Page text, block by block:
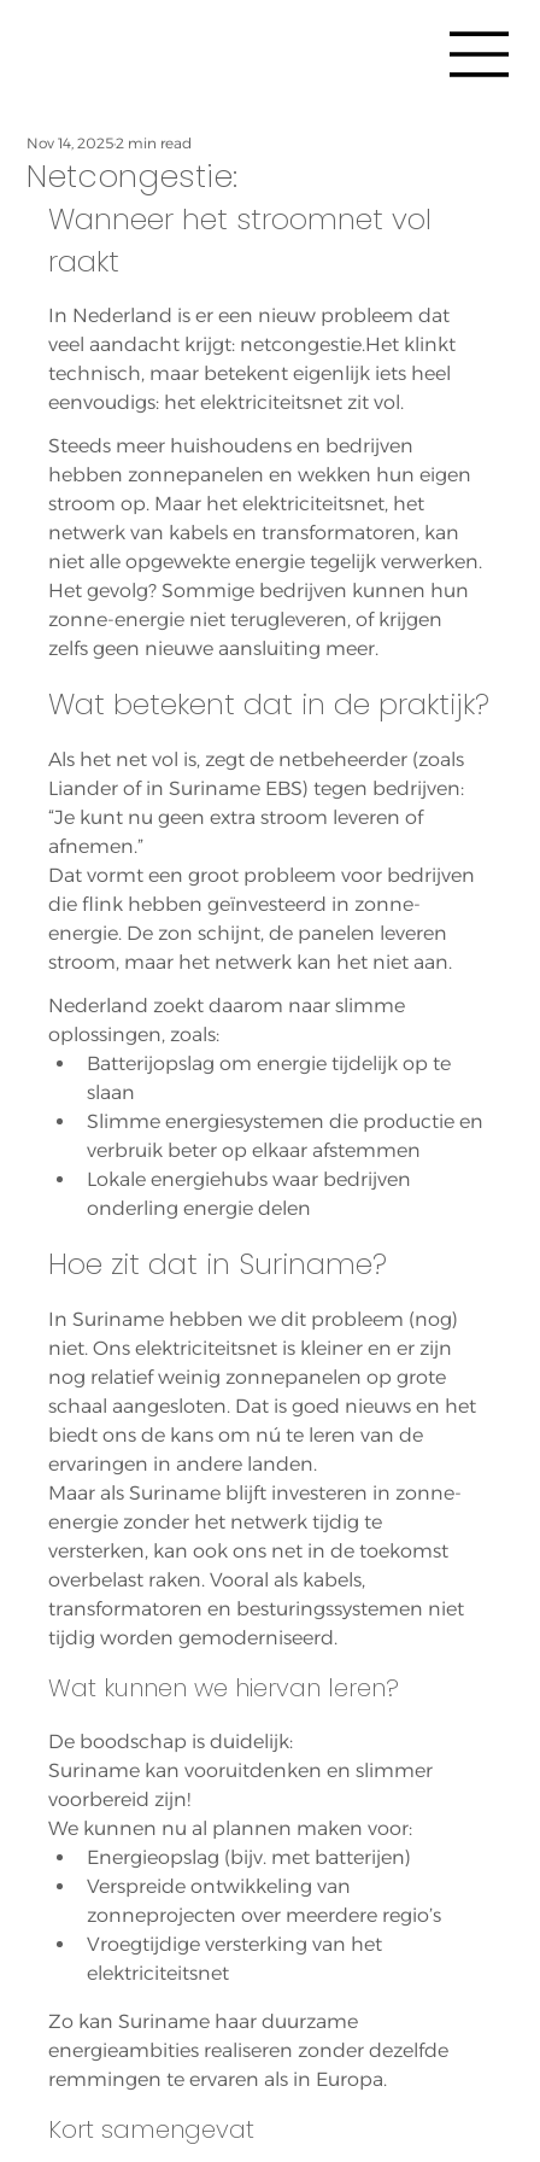
Netcongestie:
Nov 14, 20252 min read
Wanneer het stroomnet vol
raakt
In Nederland is er een nieuw probleem dat
veel aandacht krijgt: netcongestie.Het klinkt
technisch, maar betekent eigenlijk iets heel
eenvoudigs: het elektriciteitsnet zit vol.
Steeds meer huishoudens en bedrijven
hebben zonnepanelen en wekken hun eigen
stroom op. Maar het elektriciteitsnet, het
netwerk van kabels en transformatoren, kan
niet alle opgewekte energie tegelijk verwerken.
Het gevolg? Sommige bedrijven kunnen hun
zonne-energie niet terugleveren, of krijgen
zelfs geen nieuwe aansluiting meer.
Wat betekent dat in de praktijk?
Als het net vol is, zegt de netbeheerder (zoals
Liander of in Suriname EBS) tegen bedrijven:
“Je kunt nu geen extra stroom leveren of
afnemen.”
Dat vormt een groot probleem voor bedrijven
die flink hebben geïnvesteerd in zonne-
energie. De zon schijnt, de panelen leveren
stroom, maar het netwerk kan het niet aan.
Nederland zoekt daarom naar slimme
oplossingen, zoals:
Batterijopslag om energie tijdelijk op te
slaan
Slimme energiesystemen die productie en
verbruik beter op elkaar afstemmen
Lokale energiehubs waar bedrijven
onderling energie delen
Hoe zit dat in Suriname?
In Suriname hebben we dit probleem (nog)
niet. Ons elektriciteitsnet is kleiner en er zijn
nog relatief weinig zonnepanelen op grote
schaal aangesloten. Dat is goed nieuws en het
biedt ons de kans om nú te leren van de
ervaringen in andere landen.
Maar als Suriname blijft investeren in zonne-
energie zonder het netwerk tijdig te
versterken, kan ook ons net in de toekomst
overbelast raken. Vooral als kabels,
transformatoren en besturingssystemen niet
tijdig worden gemoderniseerd.
Wat kunnen we hiervan leren?
De boodschap is duidelijk:
Suriname kan vooruitdenken en slimmer
voorbereid zijn!
We kunnen nu al plannen maken voor:
Energieopslag (bijv. met batterijen)
Verspreide ontwikkeling van
zonneprojecten over meerdere regio’s
Vroegtijdige versterking van het
elektriciteitsnet
Zo kan Suriname haar duurzame
energieambities realiseren zonder dezelfde
remmingen te ervaren als in Europa.
Kort samengevat